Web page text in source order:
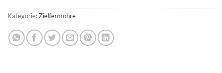
Kategorie:Zielfernrohre